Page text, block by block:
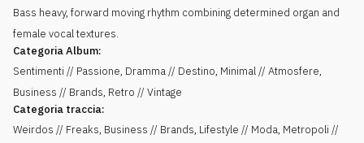
Bass heavy, forward moving rhythm combining determined organ and
female vocal textures.
Categoria Album:
Sentimenti // Passione, Dramma // Destino, Minimal // Atmosfere,
Business // Brands, Retro // Vintage
Categoria traccia:
Weirdos // Freaks, Business // Brands, Lifestyle // Moda, Metropoli //